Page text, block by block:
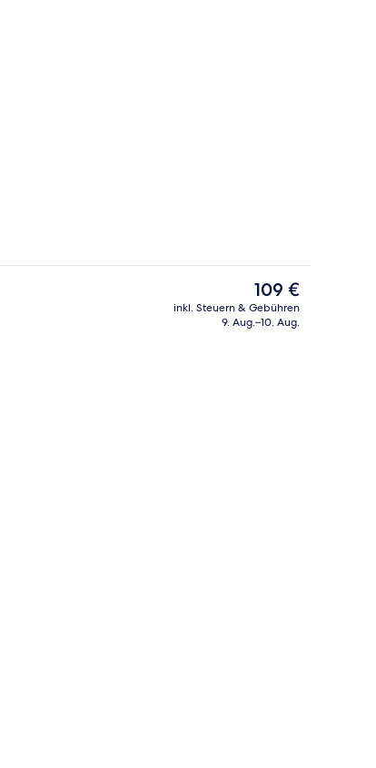
Superior-Studiosuite | Hochwertige
Der
aktuelle
Preis
109 €
inkl. Steuern & Gebühren
9. Aug.–10. Aug.